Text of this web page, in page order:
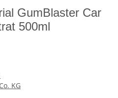
GumBlaster Car
500ml
KG